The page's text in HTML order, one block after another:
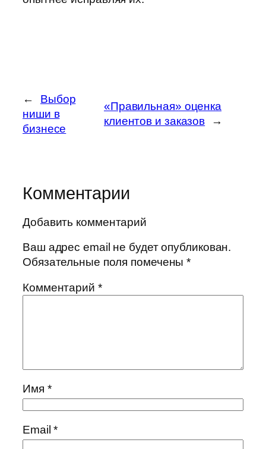
←
Выбор
ниши в
бизнесе
«Правильная» оценка
клиентов и заказов
→
Комментарии
Добавить комментарий
Ваш адрес email не будет опубликован.
Обязательные поля помечены*
Комментарий *
Имя *
Email*